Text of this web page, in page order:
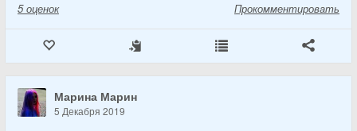
5 оценок Прокомментировать
Марина Марин
5 Декабря 2019